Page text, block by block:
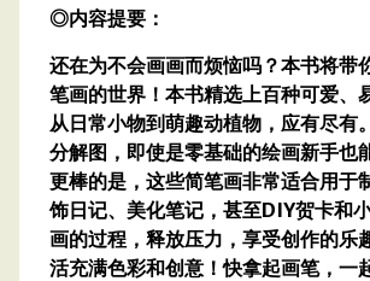
◎内容提要：
还在为不会画画而烦恼吗？本书将带
笔画的世界！本书精选上百种可爱、
从日常小物到萌趣动植物，应有尽有
分解图，即使是零基础的绘画新手也
更棒的是，这些简笔画非常适合用于
饰日记、美化笔记，甚至DIY贺卡和
画的过程，释放压力，享受创作的乐
活充满色彩和创意！快拿起画笔，一